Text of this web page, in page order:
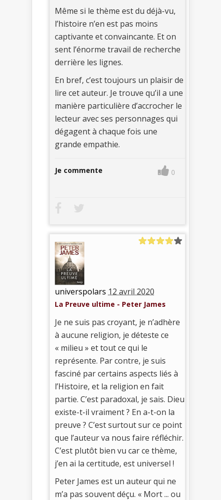
Même si le thème est du déjà-vu,
l’histoire n’en est pas moins
captivante et convaincante. Et on
sent l’énorme travail de recherche
derrière les lignes.
En bref, c’est toujours un plaisir de
lire cet auteur. Je trouve qu’il a une
manière particulière d’accrocher le
lecteur avec ses personnages qui
dégagent à chaque fois une
grande empathie.
Je commente 0
universpolars 12 avril 2020
La Preuve ultime - Peter James
Je ne suis pas croyant, je n’adhère
à aucune religion, je déteste ce
« milieu » et tout ce qui le
représente. Par contre, je suis
fasciné par certains aspects liés à
l’Histoire, et la religion en fait
partie. C’est paradoxal, je sais. Dieu
existe-t-il vraiment ? En a-t-on la
preuve ? C’est surtout sur ce point
que l’auteur va nous faire réfléchir.
C’est plutôt bien vu car ce thème,
j’en ai la certitude, est universel !
Peter James est un auteur qui ne
m’a pas souvent déçu. « Mort ... ou